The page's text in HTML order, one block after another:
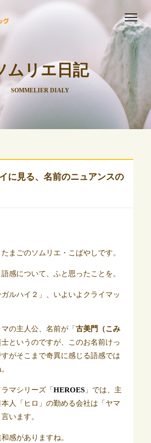
ムリエ日記
SOMMELIER DIALY
に見る、名前のニュアンスの
まごのソムリエ・こばやしです。
感について、ふと思ったことを。
ガルハイ２」、いよいよクライマッ
の主人公、名前が「 古美門（こみ
士というのですが、このお名前けっ
がそこまで奇異に感じる語感では
マシリーズ「 HEROES」では、主
人「ヒロ」の勤める会社は「ヤマ
います。
感がありますね。